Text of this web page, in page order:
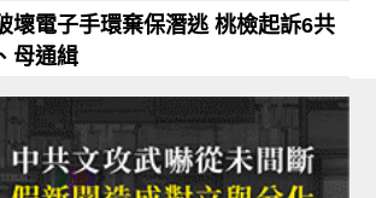
壞電子手環棄保潛逃 桃檢起訴6共
母通緝